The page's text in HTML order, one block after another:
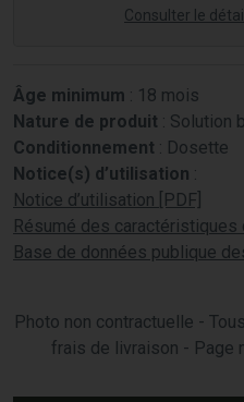
Consulter le
Âge minimum : 18 mois
Nature de produit : Solution
Conditionnement : Dosette
Notice(s) d’utilisation :
Notice d’utilisation [PDF]
Résumé des caractéristiques
Base de données publique
Photo non contractuelle -
frais de livraison - Page